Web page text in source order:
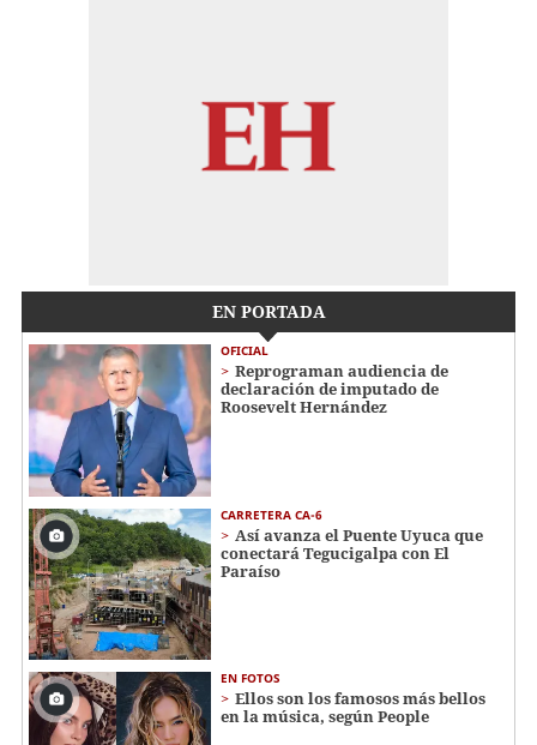
EN PORTADA
OFICIAL
Reprograman audiencia de
declaración de imputado de
Roosevelt Hernández
CARRETERA CA-6
Así avanza el Puente Uyuca que
conectará Tegucigalpa con El
Paraíso
EN FOTOS
Ellos son los famosos más bellos
en la música, según People